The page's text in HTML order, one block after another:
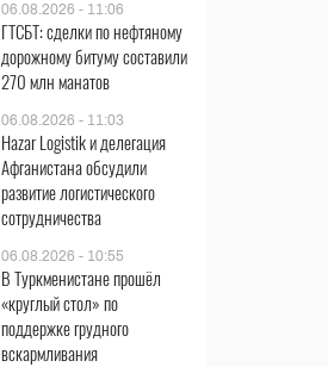
06.08.2026 - 11:06
ГТСБТ: сделки по нефтяному
дорожному битуму составили
270 млн манатов
06.08.2026 - 11:03
Hazar Logistik и делегация
Афганистана обсудили
развитие логистического
сотрудничества
06.08.2026 - 10:55
В Туркменистане прошёл
«круглый стол» по
поддержке грудного
вскармливания